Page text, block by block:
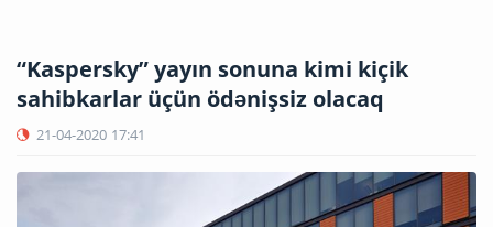
“Kaspersky” yayın sonuna kimi kiçik
sahibkarlar üçün ödənişsiz olacaq
21-04-2020 17:41